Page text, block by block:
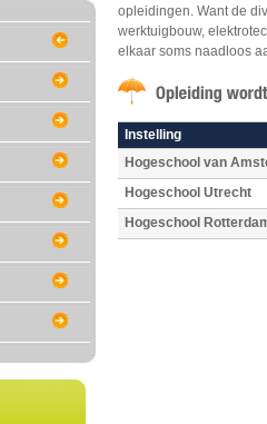
opleidingen. Want de
werktuigbouw,
elkaar soms naadloos
Instelling
Hogeschool van
Hogeschool Utrecht
Hogeschool